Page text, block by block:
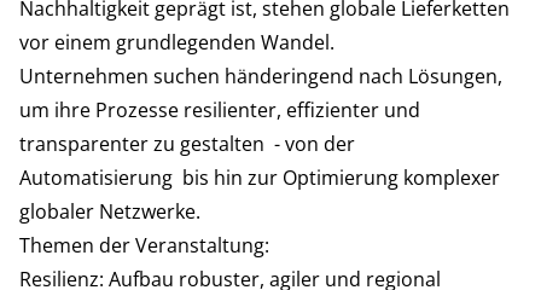
ANMELDEN
Nachhaltigkeit geprägt ist, stehen globale Lieferketten
vor einem grundlegenden Wandel.
Unternehmen suchen händeringend nach Lösungen,
um ihre Prozesse resilienter, effizienter und
transparenter zu gestalten - von der
Automatisierung bis hin zur Optimierung komplexer
globaler Netzwerke.
Themen der Veranstaltung:
Resilienz: Aufbau robuster, agiler und regional